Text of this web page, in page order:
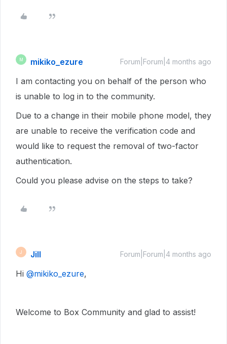
M mikiko_ezure Forum|Forum|4 months ago
I am contacting you on behalf of the person who
is unable to log in to the community.
Due to a change in their mobile phone model, they
are unable to receive the verification code and
would like to request the removal of two-factor
authentication.
Could you please advise on the steps to take?
J Jill Forum|Forum|4 months ago
Hi ​ @mikiko_ezure,
Welcome to Box Community and glad to assist!